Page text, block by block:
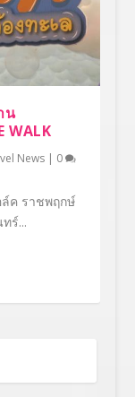
น
WALK
News| 0
ค ราชพฤกษ์
ร์...